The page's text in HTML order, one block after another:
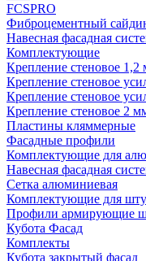
FCSPRO
Фиброцементный
Навесная фасадная
Комплектующие
Крепление стеновое 1,2
Крепление стеновое
Крепление стеновое
Крепление стеновое 2
Пластины кляммерные
Фасадные профили
Комплектующие для
Навесная фасадная
Сетка алюминиевая
Комплектующие для
Профили армирующие
Кубота Фасад
Комплекты
Кубота закрытый фасад